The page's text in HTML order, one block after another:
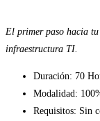
El primer paso hacia
infraestructura TI.
Duración: 70
Modalidad:
Requisitos: Sin